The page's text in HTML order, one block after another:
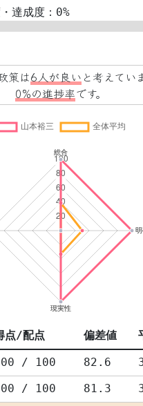
達成度：0%
策は6人が良い と考えてい
0%の進捗率です。
点/配点 偏差値
/ 100 82.6
/ 100 81.3